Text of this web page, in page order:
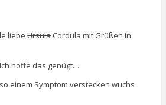
liebeUrsulaCordula mit Grüßen in
hoffe das genügt…
einem Symptom verstecken wuchs